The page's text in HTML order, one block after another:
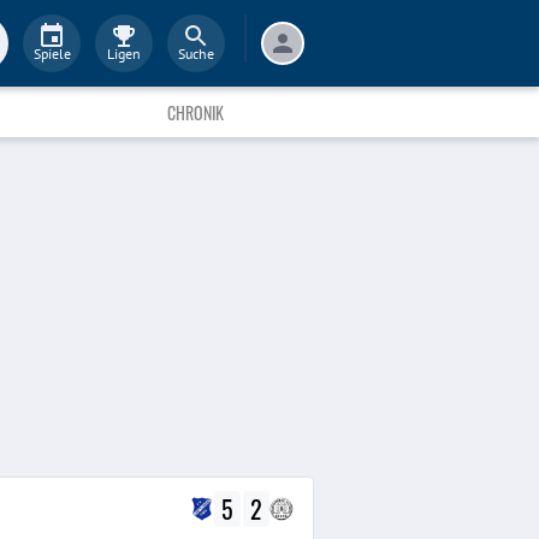
Spiele Ligen Suche
CHRONIK
5 2